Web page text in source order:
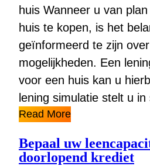
huis Wanneer u van
huis te kopen, is het
geïnformeerd te zijn
mogelijkheden. Een
voor een huis kan u
lening simulatie stelt u
Read More
Bepaal uw
doorlopend krediet